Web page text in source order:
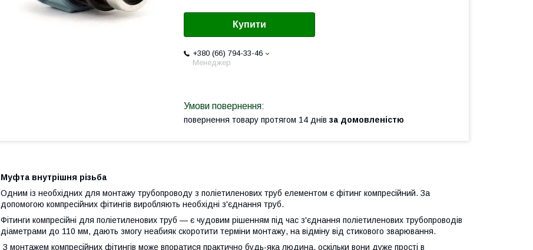
Купити
+380 (66) 794-33-46
Менеджер
повернення товару протягом 14 днів за домовленістю
Муфта внутрішня різьба
Одним із необхідних для монтажу трубопроводу з поліетиленових труб елементом є фітинг компресійний. За
допомогою компресійних фітингів виробляють необхідні з'єднання труб.
Фітинги компресійні для поліетиленових труб — є чудовим рішенням під час з'єднання поліетиленових трубопроводів
діаметрами до 110 мм, дають змогу неабияк скоротити терміни монтажу, на відміну від стикового зварювання.
З монтажем компресійних фітингів може впоратися практично будь-яка людина, оскільки вони дуже прості в